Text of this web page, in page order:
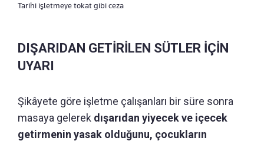
Tarihi işletmeye tokat gibi ceza
DIŞARIDAN GETİRİLEN SÜTLER İÇİN
UYARI
Şikâyete göre işletme çalışanları bir süre sonra
masaya gelerek dışarıdan yiyecek ve içecek
getirmenin yasak olduğunu, çocukların